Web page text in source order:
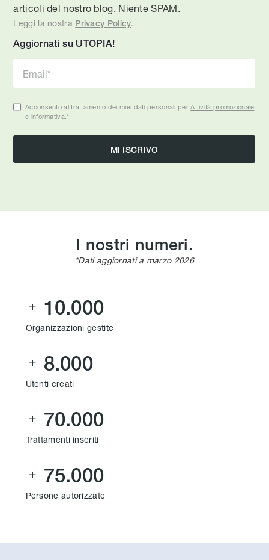
articoli del nostro blog. Niente SPAM.
Leggi la nostra Privacy Policy.
Aggiornati su UTOPIA!
Acconsento al trattamento dei miei dati personali perAttività promozionale
e informativa .*
I nostri numeri.
*Dati aggiornati a marzo 2026
 10.000
Organizzazioni gestite
 8.000
Utenti creati
 70.000
Trattamenti inseriti
 75.000
Persone autorizzate